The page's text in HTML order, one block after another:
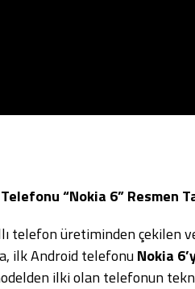
“Nokia 6” Resmen
telefon üretiminden çekilen
ilk Android telefonuNokia
ilki olan telefonun